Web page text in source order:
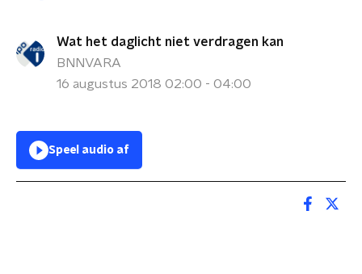
Wat het daglicht niet verdragen kan
BNNVARA
16 augustus 2018 02:00 - 04:00
Speel audio af